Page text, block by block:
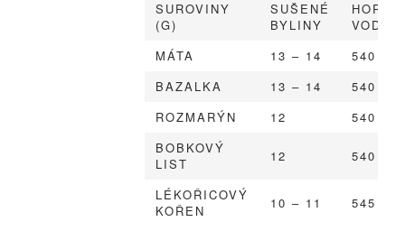
SUROVINY
(G)
SUŠENÉ
BYLINY
HORKÁ
VODA/
MÁTA
13 – 14
540
BAZALKA
13 – 14
540
ROZMARÝN
12
540
BOBKOVÝ
LIST
12 540
LÉKOŘICOVÝ
KOŘEN
10 – 11 545